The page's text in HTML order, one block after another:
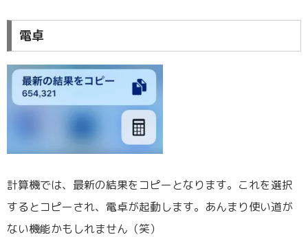
電卓
計算機では、最新の結果をコピーとなります。これを選択
するとコピーされ、電卓が起動します。あんまり使い道が
ない機能かもしれません（笑）